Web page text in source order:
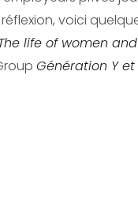
voici
life of women
Génération Y et